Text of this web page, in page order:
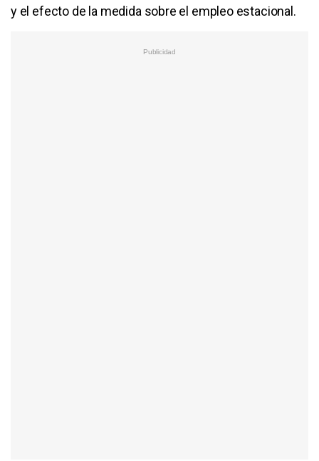
y el efecto de la medida sobre el empleo estacional.